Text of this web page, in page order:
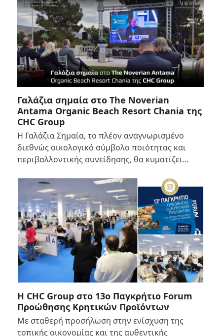
Γαλάζια σημαία στο The Noverian
Antama Organic Beach Resort Chania της
CHC Group
Η Γαλάζια Σημαία, το πλέον αναγνωρισμένο
διεθνώς οικολογικό σύμβολο ποιότητας και
περιβαλλοντικής συνείδησης, θα κυματίζει…
Η CHC Group στο 13ο Παγκρήτιο Forum
Προώθησης Κρητικών Προϊόντων
Με σταθερή προσήλωση στην ενίσχυση της
τοπικής οικονομίας και της αυθεντικής